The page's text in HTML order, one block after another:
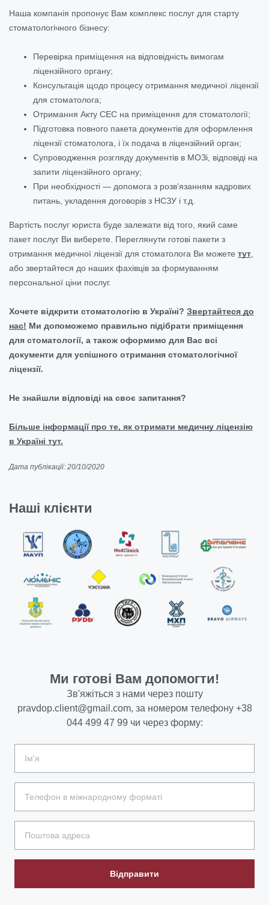
Наша компанія пропонує Вам комплекс послуг для старту
стоматологічного бізнесу:
Перевірка приміщення на відповідність вимогам
ліцензійного органу;
Консультація щодо процесу отримання медичної ліцензії
для стоматолога;
Отримання Акту СЕС на приміщення для стоматології;
Підготовка повного пакета документів для оформлення
ліцензії стоматолога, і їх подача в ліцензійний орган;
Супроводження розгляду документів в МОЗі, відповіді на
запити ліцензійного органу;
При необхідності — допомога з розв'язанням кадрових
питань, укладення договорів з НСЗУ і т.д.
Вартість послуг юриста буде залежати від того, який саме
пакет послуг Ви виберете. Переглянути готові пакети з
отримання медичної ліцензії для стоматолога Ви можете тут,
або звертайтеся до наших фахівців за формуванням
персональної ціни послуг.
Хочете відкрити стоматологію в Україні? Звертайтеся до
нас! Ми допоможемо правильно підібрати приміщення
для стоматології, а також оформимо для Вас всі
документи для успішного отримання стоматологічної
ліцензії.
Не знайшли відповіді на своє запитання?
Більше інформації про те, як отримати медичну ліцензію
в Україні тут.
Дата публікації: 20/10/2020
Наші клієнти
Ми готові Вам допомогти!
Зв'яжіться з нами через пошту
pravdop.client@gmail.com, за номером телефону +38
044 499 47 99 чи через форму:
Відправити